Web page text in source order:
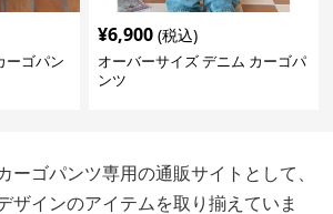
ーゴパン
¥6,900 (税込)
オーバーサイズ デニム カーゴパ
ンツ
ーゴパンツ専用の通販サイトとして、
ザインのアイテムを取り揃えていま